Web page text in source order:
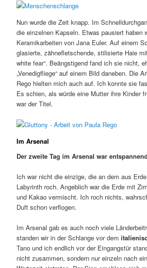
Nun wurde die Zeit knapp. Im
die einzelnen Kapseln. Etwas pausiert haben
Keramikarbeiten von Jana Euler. Auf einem
glasierte, zähnefletschende, stilisierte Haie
white fear“. Beängstigend fand ich sie nicht,
„Venedigfliege“ auf einem Bild daneben. Die
Rego hielten mich auch auf. Ich konnte sie
Es schien, als würde eine Mutter ihre Kinder
war der Titel.
Im Arsenal
Der zweite Tag im Arsenal war
Ich war nicht die einzige, die an dem aus
Labyrinth roch. Angeblich war die Erde mit
und Kakao vermischt. Ich roch nichts,
Duft schon verflogen.
Im Arsenal gab es auch noch viele
standen wir in der Schlange vor dem
Tano und ich endlich vor der Eingangstür
nicht zusammen, sondern nur einzeln nach